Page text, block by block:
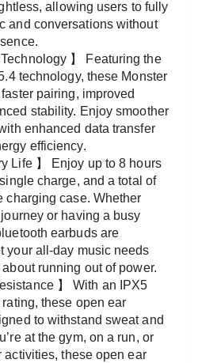
allowing users to fully
and conversations without
Technology 】 Featuring the
technology, these Monster
pairing, improved
stability. Enjoy smoother
enhanced data transfer
efficiency.
Life 】 Enjoy up to 8 hours
charge, and a total of
charging case. Whether
or having a busy
earbuds are
your all-day music needs
running out of power.
】 With an IPX5
these open ear
to withstand sweat and
at the gym, on a run, or
activities, these open ear